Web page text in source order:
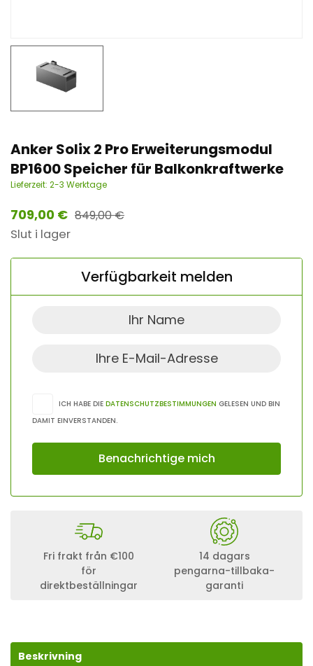
Anker Solix 2 Pro Erweiterungsmodul
BP1600 Speicher für Balkonkraftwerke
Lieferzeit: 2-3 Werktage
709,00 € 849,00€
Slut i lager
Verfügbarkeit melden
ICH HABE DIE DATENSCHUTZBESTIMMUNGEN GELESEN UND BIN
DAMIT EINVERSTANDEN.
Fri frakt från €100
för
direktbeställningar
14 dagars
pengarna-tillbaka-
garanti
Beskrivning